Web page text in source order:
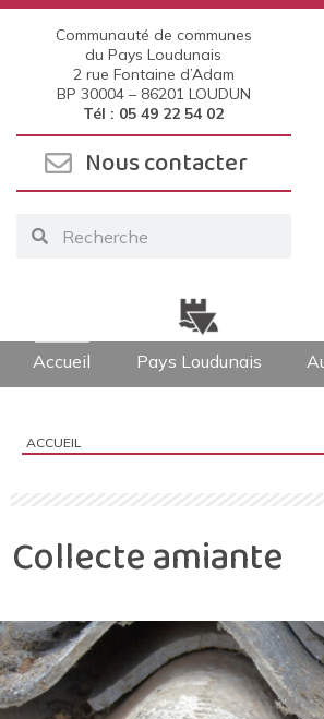
Communauté de communes
du Pays Loudunais
2 rue Fontaine d’Adam
BP 30004 – 86201 LOUDUN
Tél : 05 49 22 54 02
Nous contacter
Accueil Pays Loudunais
Vous êtes ici :
ACCUEIL
Collecte amiante